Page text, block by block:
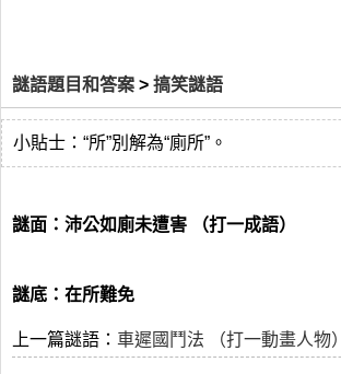
謎語題目和答案 > 搞笑謎語
小貼士：“所”別解為“廁所”。
謎面：沛公如廁未遭害 （打一成語）
謎底：在所難免
上一篇謎語： 車遲國鬥法 （打一動畫人物）